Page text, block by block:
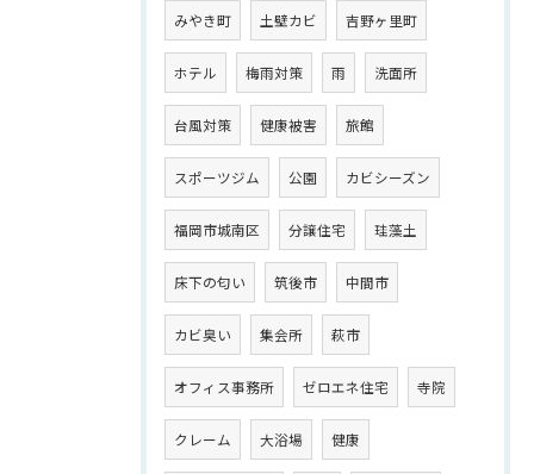
みやき町 土壁カビ 吉野ヶ里町
ホテル 梅雨対策 雨 洗面所
台風対策 健康被害 旅館
スポーツジム 公園 カビシーズン
福岡市城南区 分譲住宅 珪藻土
床下の匂い 筑後市 中間市
カビ臭い 集会所 萩市
オフィス事務所 ゼロエネ住宅 寺院
クレーム 大浴場 健康